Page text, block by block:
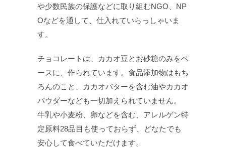
や少数民族の保護などに取り組むNGO、NP
Oなどを通して、仕入れていらっしゃいま
す。
チョコレートは、カカオ豆とお砂糖のみをベ
ースに、作られています。食品添加物はもち
ろんのこと、カカオバターを含む油やカカオ
パウダーなども一切加えられていません。
牛乳や小麦粉、卵などを含む、アレルゲン特
定原料28品目も使っておらず、どなたでも
安心して食べていただけます。